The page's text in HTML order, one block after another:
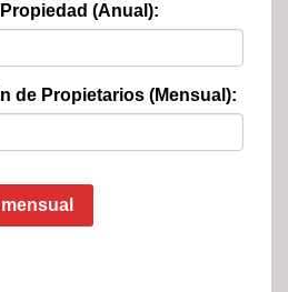
(Anual):
de Propietarios (Mensual):